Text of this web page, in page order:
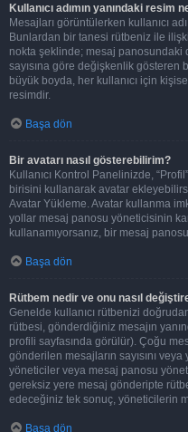
Kullanıcı adımın yanındaki resim
Mesajları görüntülerken kullanıcı
Bunlardan bir tanesi rütbeniz ile
nokta şeklinde; mesaj
sayısına göre değişkenlik
büyük boyda, her kullanıcı için
resimdir.
Başa dön
Bir avatarı nasıl gösterebilirim?
Kullanıcı Kontrol Panelinizde,
birisini kullanarak avatar
Avatar Yükleme. Avatar kullanma
yollar mesaj panosu yöneticisinin
kullanamıyorsanız, bir mesaj
Başa dön
Rütbem nedir ve onu nasıl
Genelde kullanıcı rütbenizi
rütbesi, gönderdiğiniz mesajın
profili sayfasında görülür). Çoğu
gönderilen mesajların sayısını
yöneticiler veya mesaj panosu
gereksiz yere mesaj gönderipte
edeceğiniz tek sonuç, yöneticilerin
Başa dön